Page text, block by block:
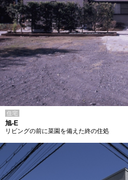
住宅
旭-E
リビングの前に菜園を備えた終の住処